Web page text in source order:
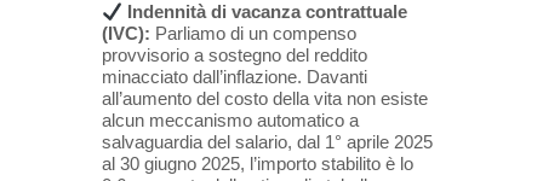
Indennità di vacanza contrattuale
(IVC): Parliamo di un compenso
provvisorio a sostegno del reddito
minacciato dall’inflazione. Davanti
all’aumento del costo della vita non esiste
alcun meccanismo automatico a
salvaguardia del salario, dal 1° aprile 2025
al 30 giugno 2025, l’importo stabilito è lo